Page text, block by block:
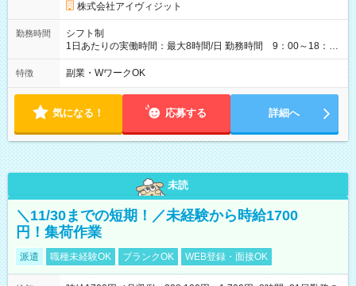
株式会社アイヴィジット
勤務時間
シフト制
1日あたりの実働時間：最大8時間/日 勤務時間 9：00～18：
00(実働8h、休憩1h) 土日祝含む週3日～OK、シフト制 ※もちろ
ん週5日勤務もOK♪ 勤務期間：2026年8月12日～9月9日※リスト
特徴 副業・WワークOK
気になる！ 応募する 詳細へ
未読
＼11/30までの短期！／未経験から時給1700
円！集荷作業
派遣 職種未経験OK ブランクOK WEB登録・面接OK